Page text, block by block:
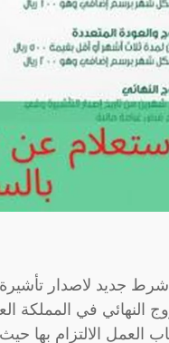
جديد لاصدار
النهائي في المملكة
العمل الالتزام بها